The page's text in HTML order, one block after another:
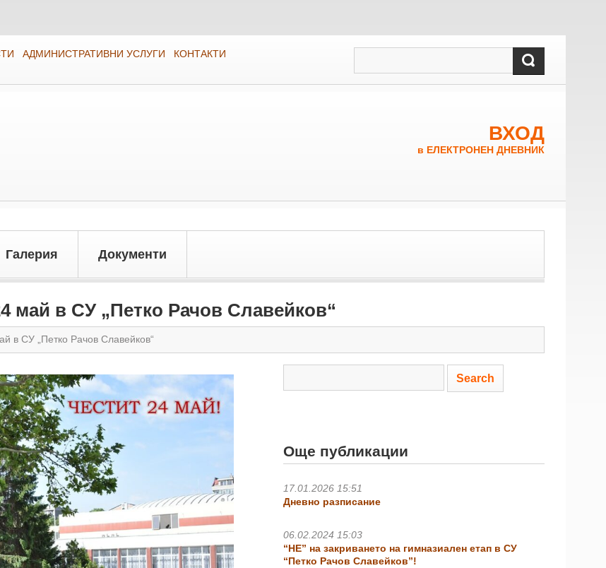
АДМИНИСТРАТИВНИ УСЛУГИ КОНТАКТИ
ВХОД
в ЕЛЕКТРОНЕН ДНЕВНИК
Галерия Документи
май в СУ „Петко Рачов Славейков“
в СУ „Петко Рачов Славейков“
Още публикации
17.01.2026 15:51
Дневно разписание
06.02.2024 15:03
“НЕ” на закриването на гимназиален етап в СУ
“Петко Рачов Славейков”!